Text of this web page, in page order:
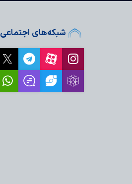
شبکه‌های اجتماعی